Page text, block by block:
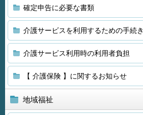
確定申告に必要な書類
介護サービスを利用するための手続き
介護サービス利用時の利用者負担
【 介護保険 】に関するお知らせ
地域福祉